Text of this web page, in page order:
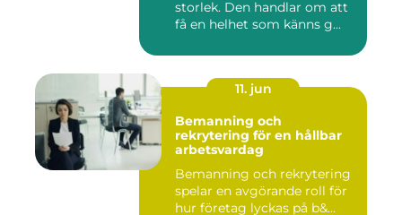
storlek. Den handlar om att
få en helhet som känns g...
11. jun
Bemanning och
rekrytering för en hållbar
arbetsvardag
Bemanning och rekrytering
spelar en avgörande roll för
hur företag lyckas på b&...